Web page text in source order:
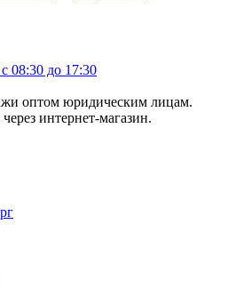
08:30 до 17:30
оптом юридическим лицам.
интернет-магазин.